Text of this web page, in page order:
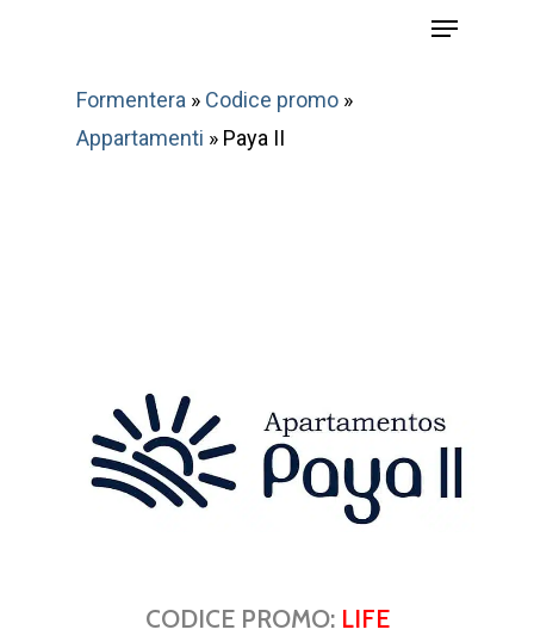
Menu
Formentera » Codice promo »
Appartamenti » Paya II
CODICE PROMO: LIFE